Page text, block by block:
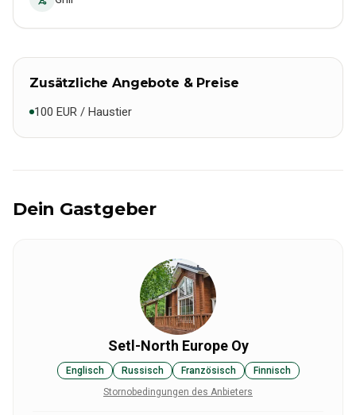
Zusätzliche Angebote & Preise
100 EUR / Haustier
Dein Gastgeber
Setl-North Europe Oy
Englisch Russisch Französisch
Finnisch
Stornobedingungen des Anbieters